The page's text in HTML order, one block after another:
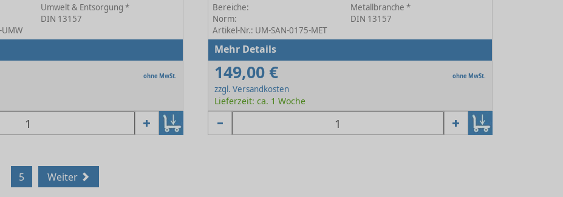
Umwelt & Entsorgung *
DIN 13157
ohne MwSt.
Bereiche:
Metallbranche *
Norm:
DIN 13157
Artikel-Nr.: UM-SAN-0175-MET
Mehr Details
149,00 € ohne MwSt.
zzgl. Versandkosten
Lieferzeit: ca. 1 Woche
5 Weiter